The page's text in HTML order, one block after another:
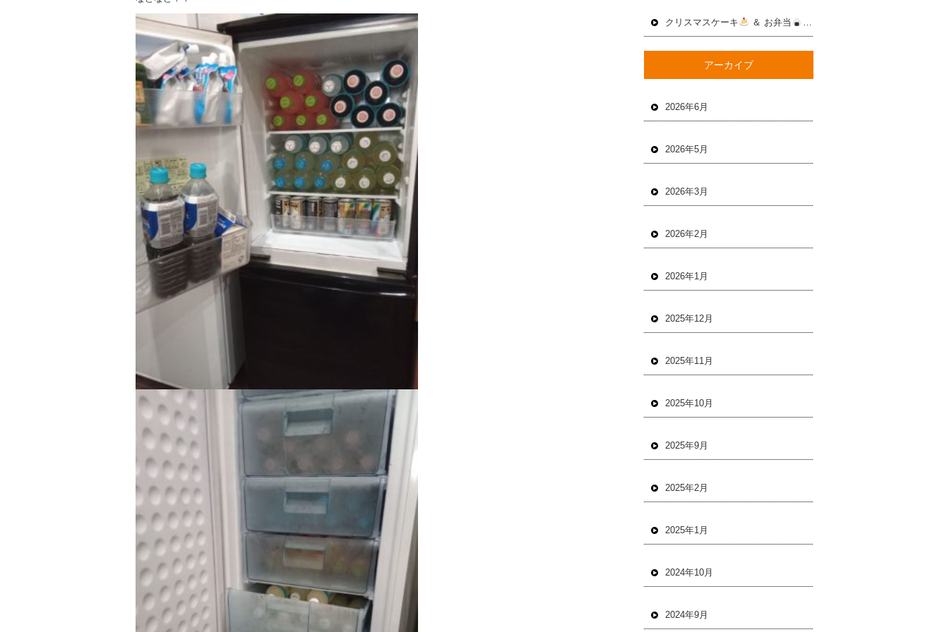
クリスマスケーキ ＆ お弁当 2025年12月
アーカイブ
2026年6月
2026年5月
2026年3月
2026年2月
2026年1月
2025年12月
2025年11月
2025年10月
2025年9月
2025年2月
2025年1月
2024年10月
2024年9月